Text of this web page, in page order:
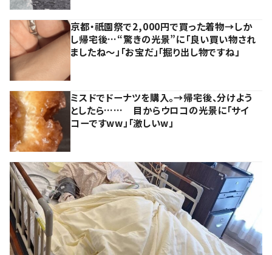
京都・祇園祭で2,000円で買った着物→しか
し帰宅後…“驚きの光景”に「良い買い物され
ましたね～」「お宝だ」「掘り出し物ですね」
ミスドでドーナツを購入。→帰宅後、分けよう
としたら…… 目からウロコの光景に「サイ
コーですww」「激しいw」